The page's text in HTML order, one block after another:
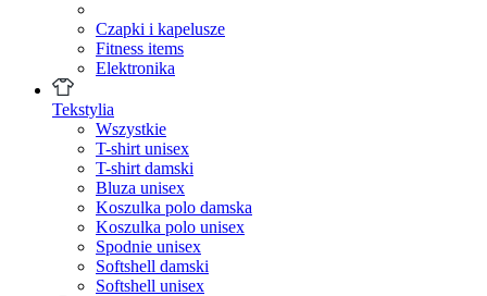
Czapki i kapelusze
Fitness items
Elektronika
Tekstylia
Wszystkie
T-shirt unisex
T-shirt damski
Bluza unisex
Koszulka polo damska
Koszulka polo unisex
Spodnie unisex
Softshell damski
Softshell unisex